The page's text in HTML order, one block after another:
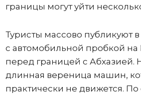
границы могут уйти
Туристы массово публикуют
с автомобильной пробкой на
перед границей с Абхазией.
длинная вереница машин,
практически не движется. По